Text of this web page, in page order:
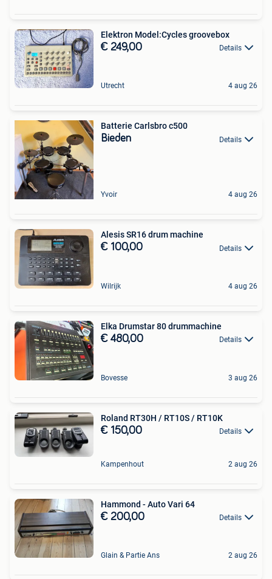
Elektron Model:Cycles groovebox
€ 249,00 Details
Utrecht 4 aug 26
Batterie Carlsbro c500
Bieden Details
Yvoir 4 aug 26
Alesis SR16 drum machine
€ 100,00 Details
Wilrijk 4 aug 26
Elka Drumstar 80 drummachine
€ 480,00 Details
Bovesse 3 aug 26
Roland RT30H / RT10S / RT10K
€ 150,00 Details
Kampenhout 2 aug 26
Hammond - Auto Vari 64
€ 200,00 Details
Glain & Partie Ans 2 aug 26